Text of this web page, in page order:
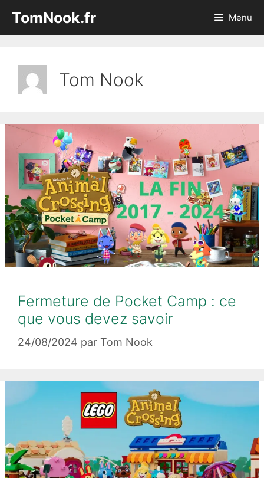
contenu
TomNook.fr Menu
Tom Nook
Fermeture de Pocket Camp : ce
que vous devez savoir
24/08/2024 par Tom Nook